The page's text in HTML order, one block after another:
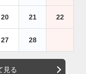
20 21 22
27 28
見る